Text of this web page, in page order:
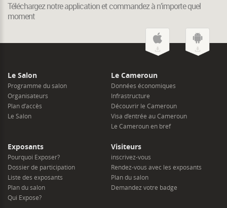
Téléchargez notre application et commandez à n’importe quel
moment
Le Salon
Le Salon
Programme du salon
Organisateurs
Plan d’accès
Le Cameroun
Le Cameroun en bref
Données économiques
Infrastructure
Découvrir le Cameroun
Visa d’entrée au Cameroun
Exposants
Qui Expose?
Pourquoi Exposer?
Dossier de participation
Liste des exposants
Plan du salon
Visiteurs
Demandez votre badge
inscrivez-vous
Rendez-vous avec les exposants
Plan du salon